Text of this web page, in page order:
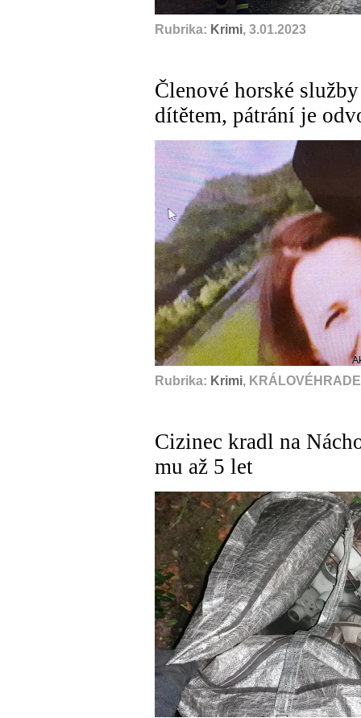
Rubrika: Krimi, 3.01.2023
Členové horské
dítětem, pátrání je
Rubrika: Krimi,
Cizinec kradl na
mu až 5 let